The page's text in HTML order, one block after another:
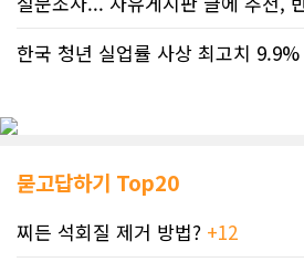
한국 청년 실업률 사상 최고치 9.9%
묻고답하기 Top20
찌든 석회질 제거 방법? +12